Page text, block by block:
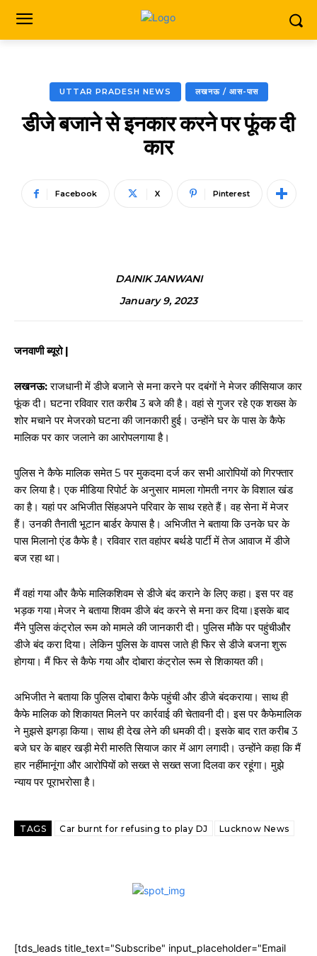
UTTAR PRADESH NEWS लखनऊ / आस-पास
डीजे बजाने से इनकार करने पर फूंक दी
कार
Facebook X Pinterest
DAINIK JANWANI
January 9, 2023
जनवाणी ब्यूरो |
लखनऊ:राजधानी में डीजे बजाने से मना करने पर दबंगों ने मेजर कीसियाज कार
फूंक दी। घटना रविवार रात करीब 3 बजे की है। वहां से गुजर रहे एक शख्स के
शोर मचाने पर मेजरको घटना की जानकारी हुई। उन्होंने घर के पास के कैफे
मालिक पर कार जलाने का आरोपलगाया है।
पुलिस ने कैफे मालिक समेत 5 पर मुकदमा दर्ज कर सभी आरोपियों को गिरफ्तार
कर लिया है। एक मीडिया रिपोर्ट के अनुसार मामला गोमती नगर के विशाल खंड
का है। यहां पर अभिजीत सिंहअपने परिवार के साथ रहते हैं। वह सेना में मेजर
हैं। उनकी तैनाती भूटान बार्डर केपास है। अभिजीत ने बताया कि उनके घर के
पास मिलानो एंड कैफे है। रविवार रात वहांपर बर्थडे पार्टी में तेज आवाज में डीजे
बज रहा था।
मैं वहां गया और कैफे मालिकशिवम से डीजे बंद कराने के लिए कहा। इस पर वह
भड़क गया।मेजर ने बताया शिवम डीजे बंद करने से मना कर दिया।इसके बाद
मैंने पुलिस कंट्रोल रूम को मामले की जानकारी दी। पुलिस मौके पर पहुंचीऔर
डीजे बंद करा दिया। लेकिन पुलिस के वापस जाते ही फिर से डीजे बजना शुरू
होगया। मैं फिर से कैफे गया और दोबारा कंट्रोल रूम से शिकायत की।
अभिजीत ने बताया कि पुलिस दोबारा कैफे पहुंची और डीजे बंदकराया। साथ ही
कैफे मालिक को शिकायत मिलने पर कार्रवाई की चेतावनी दी। इस पर कैफेमालिक
ने मुझसे झगड़ा किया। साथ ही देख लेने की धमकी दी। इसके बाद रात करीब 3
बजे घर के बाहर खड़ी मेरी मारुति सियाज कार में आग लगादी। उन्होंने कहा कि मैं
हार नहींमानूंगा और आरोपियों को सख्त से सख्त सजा दिलवा कर रहूंगा। मुझे
न्याय पर पूराभरोसा है।
TAGS Car burnt for refusing to play DJ Lucknow News
[tds_leads title_text="Subscribe" input_placeholder="Email